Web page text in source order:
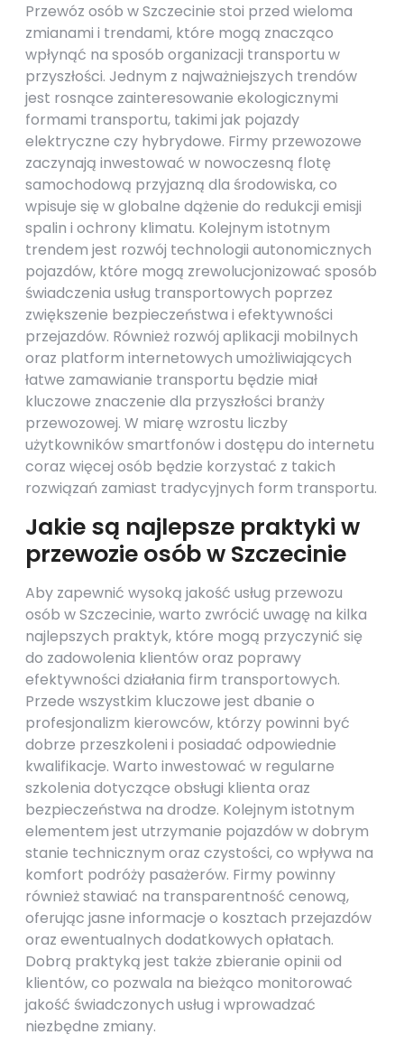
Przewóz osób w Szczecinie stoi przed wieloma
zmianami i trendami, które mogą znacząco
wpłynąć na sposób organizacji transportu w
przyszłości. Jednym z najważniejszych trendów
jest rosnące zainteresowanie ekologicznymi
formami transportu, takimi jak pojazdy
elektryczne czy hybrydowe. Firmy przewozowe
zaczynają inwestować w nowoczesną flotę
samochodową przyjazną dla środowiska, co
wpisuje się w globalne dążenie do redukcji emisji
spalin i ochrony klimatu. Kolejnym istotnym
trendem jest rozwój technologii autonomicznych
pojazdów, które mogą zrewolucjonizować sposób
świadczenia usług transportowych poprzez
zwiększenie bezpieczeństwa i efektywności
przejazdów. Również rozwój aplikacji mobilnych
oraz platform internetowych umożliwiających
łatwe zamawianie transportu będzie miał
kluczowe znaczenie dla przyszłości branży
przewozowej. W miarę wzrostu liczby
użytkowników smartfonów i dostępu do internetu
coraz więcej osób będzie korzystać z takich
rozwiązań zamiast tradycyjnych form transportu.
Jakie są najlepsze praktyki w
przewozie osób w Szczecinie
Aby zapewnić wysoką jakość usług przewozu
osób w Szczecinie, warto zwrócić uwagę na kilka
najlepszych praktyk, które mogą przyczynić się
do zadowolenia klientów oraz poprawy
efektywności działania firm transportowych.
Przede wszystkim kluczowe jest dbanie o
profesjonalizm kierowców, którzy powinni być
dobrze przeszkoleni i posiadać odpowiednie
kwalifikacje. Warto inwestować w regularne
szkolenia dotyczące obsługi klienta oraz
bezpieczeństwa na drodze. Kolejnym istotnym
elementem jest utrzymanie pojazdów w dobrym
stanie technicznym oraz czystości, co wpływa na
komfort podróży pasażerów. Firmy powinny
również stawiać na transparentność cenową,
oferując jasne informacje o kosztach przejazdów
oraz ewentualnych dodatkowych opłatach.
Dobrą praktyką jest także zbieranie opinii od
klientów, co pozwala na bieżąco monitorować
jakość świadczonych usług i wprowadzać
niezbędne zmiany.